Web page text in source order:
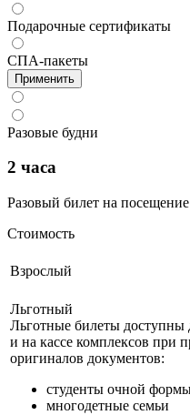
Подарочные сертификаты
СПА-пакеты
Применить
Разовые будни
2 часа
Разовый билет на
Стоимость
Взрослый
Льготный
Льготные билеты доступны
и на кассе комплексов при
оригиналов документов:
студенты очной
многодетные семьи